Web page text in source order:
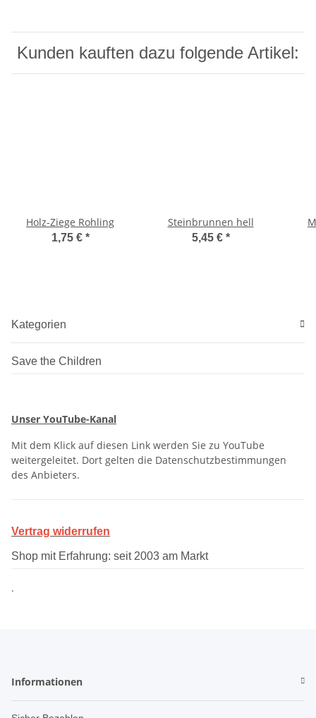
Kunden kauften dazu folgende Artikel:
Holz-Ziege Rohling
1,75 € *
Steinbrunnen hell
5,45 € *
Kategorien
Save the Children
Unser YouTube-Kanal
Mit dem Klick auf diesen Link werden Sie zu YouTube
weitergeleitet. Dort gelten die Datenschutzbestimmungen
des Anbieters.
Vertrag widerrufen
Shop mit Erfahrung: seit 2003 am Markt
.
Informationen